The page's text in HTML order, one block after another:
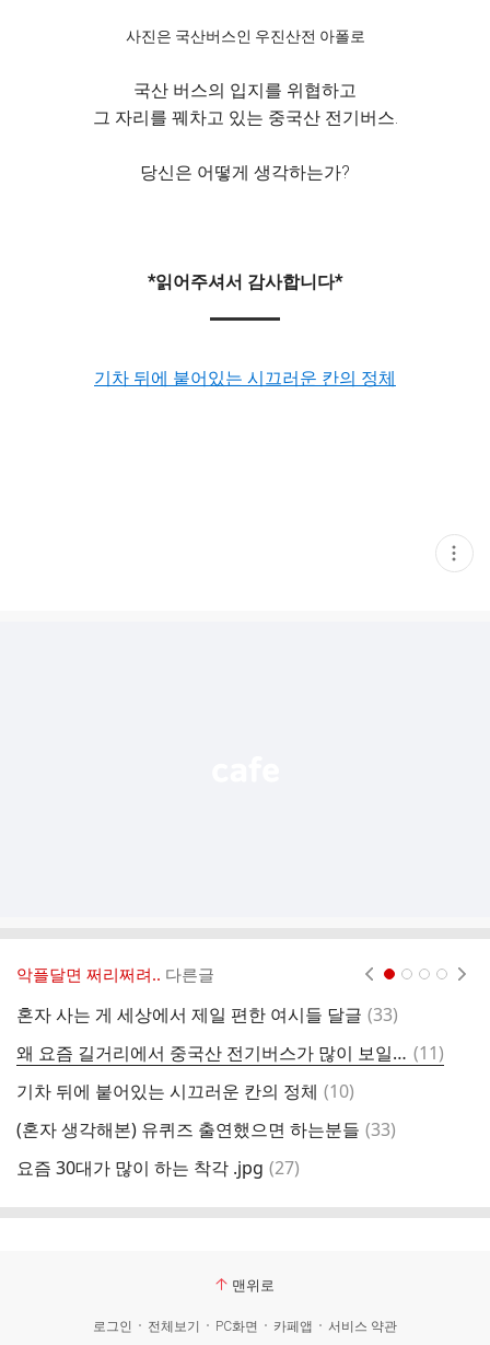
사진은 국산버스인 우진산전 아폴로
국산 버스의 입지를 위협하고
그 자리를 꿰차고 있는 중국산 전기버스.
당신은 어떻게 생각하는가?
*읽어주셔서 감사합니다*
기차 뒤에 붙어있는 시끄러운 칸의 정체
현
재
악플달면 쩌리쩌려.. 다른글
혼자 사는 게 세상에서 제일 편한 여시들 달글 댓
(33)
왜 요즘 길거리에서 중국산 전기버스가 많이 보일까? 댓
글
(11)
기차 뒤에 붙어있는 시끄러운 칸의 정체 댓
(10)
(혼자 생각해본) 유퀴즈 출연했으면 하는분들 댓
(33)
요즘 30대가 많이 하는 착각 .jpg 댓
(27)
맨위로
로그인 전체보기 PC화면 카페앱 서비스 약관